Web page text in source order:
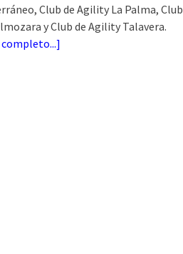
Club de Agility La Palma, Club
y Club de Agility Talavera.
]